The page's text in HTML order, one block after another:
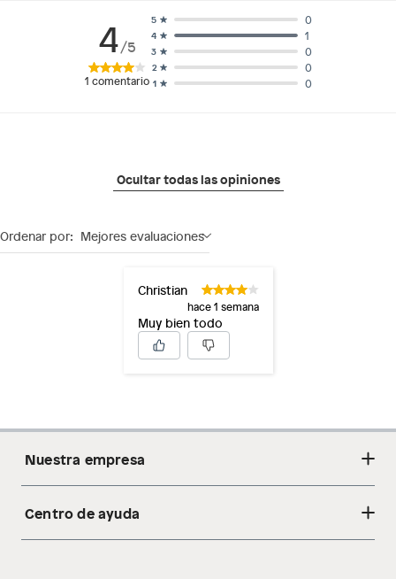
4/5
1 comentario 1 0
2 0
3 0
4 1
5 0
Ocultar todas las opiniones
Ordenar por: Mejores evaluaciones
Christian
hace 1 semana
Muy bien todo
Nuestra empresa
Acerca de nosotros
Centro de ayuda